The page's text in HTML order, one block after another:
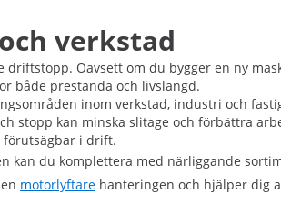
verkstad
Oavsett om du bygger en ny
både prestanda och livslängd.
inom verkstad, industri och
stopp kan minska slitage och förbättra
förutsägbar i drift.
kan du komplettera med närliggande
motorlyftare hanteringen och hjälper dig